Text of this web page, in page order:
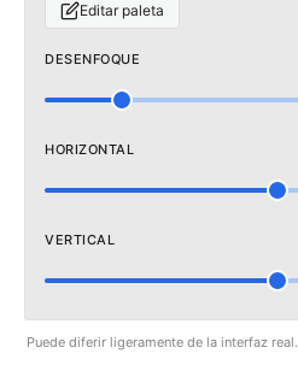
Editar paleta
DESENFOQUE
HORIZONTAL
VERTICAL
Puede diferir ligeramente de la interfaz real.